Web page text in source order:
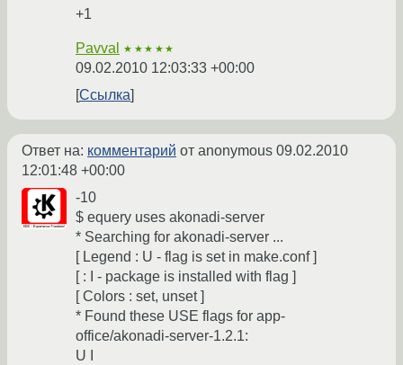
+1
Pavval ★★★★★
09.02.2010 12:03:33 +00:00
Ссылка
Ответ на: комментарий от anonymous 09.02.2010
12:01:48 +00:00
-10
$ equery uses akonadi-server
* Searching for akonadi-server ...
[ Legend : U - flag is set in make.conf ]
[ : I - package is installed with flag ]
[ Colors : set, unset ]
* Found these USE flags for app-
office/akonadi-server-1.2.1:
U I